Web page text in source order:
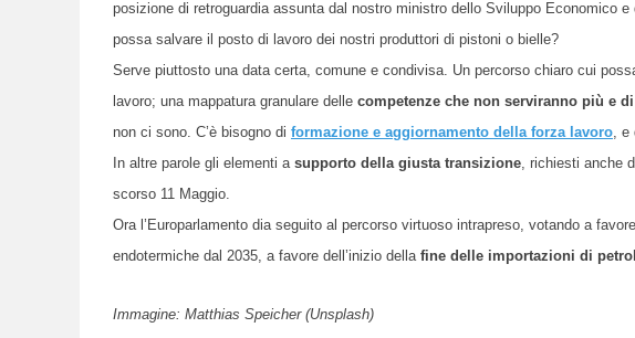
posizione di retroguardia assunta dal nostro ministro dello Sviluppo Economico
possa salvare il posto di lavoro dei nostri produttori di pistoni o bielle?
Serve piuttosto una data certa, comune e condivisa. Un percorso chiaro cui
lavoro; una mappatura granulare delle competenze che non serviranno più e
non ci sono. C’è bisogno di formazione e aggiornamento della forza lavoro, e
In altre parole gli elementi a supporto della giusta transizione, richiesti anche
scorso 11 Maggio.
Ora l’Europarlamento dia seguito al percorso virtuoso intrapreso, votando a
endotermiche dal 2035, a favore dell’inizio della fine delle importazioni di
Immagine: Matthias Speicher (Unsplash)